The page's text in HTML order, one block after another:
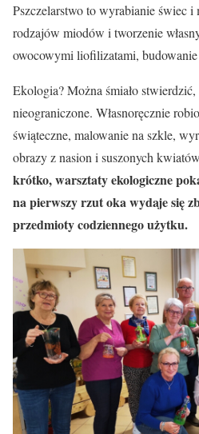
Pszczelarstwo to wyrabianie świec i
rodzajów miodów i tworzenie
owocowymi liofilizatami,
Ekologia? Można śmiało
nieograniczone. Własnoręcznie
świąteczne, malowanie na szkle,
obrazy z nasion i suszonych
krótko, warsztaty ekologiczne
na pierwszy rzut oka wydaje się
przedmioty codziennego użytku.